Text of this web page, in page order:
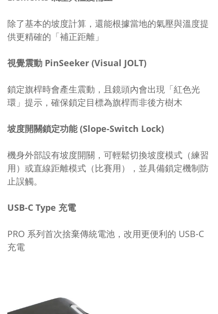
除了基本的坡度計算，還能根據當地的氣壓與溫度提
供更精確的「補正距離」
視覺震動 PinSeeker (Visual JOLT)
鎖定旗桿時會產生震動，且鏡頭內會出現「紅色光
環」提示，確保鎖定目標為旗桿而非後方樹木
坡度開關鎖定功能 (Slope-Switch Lock)
機身外部設有坡度開關，可輕鬆切換坡度模式（練習
用）或直線距離模式（比賽用），並具備鎖定機制防
止誤觸。
USB-C Type 充電
PRO 系列首次捨棄傳統電池，改用更便利的 USB-C
充電